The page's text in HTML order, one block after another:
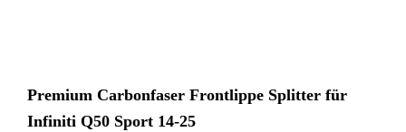
Premium Carbonfaser Frontlippe Splitter für
Infiniti Q50 Sport 14-25